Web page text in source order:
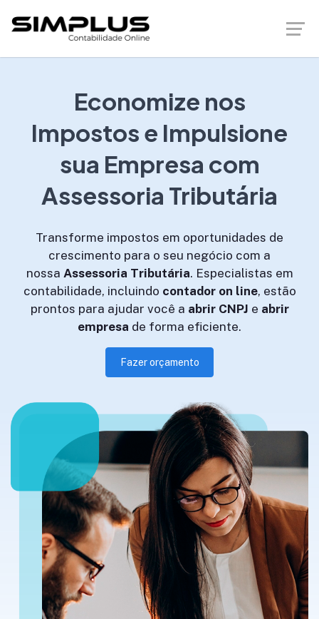
Economize nos
Impostos e Impulsione
sua Empresa com
Assessoria Tributária
Transforme impostos em oportunidades de
crescimento para o seu negócio com a
nossa Assessoria Tributária. Especialistas em
contabilidade, incluindo contador on line, estão
prontos para ajudar você a abrir CNPJ e abrir
empresa de forma eficiente.
Fazer orçamento